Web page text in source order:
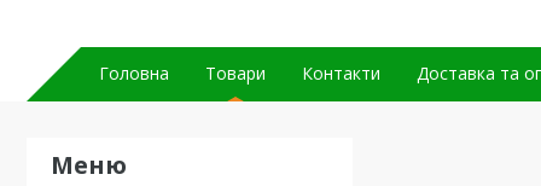
Головна Товари Контакти Доставка та